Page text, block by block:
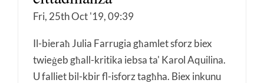
Fri, 25th Oct '19, 09:39
Il-bieraħ Julia Farrugia għamlet sforz biex
twieġeb għall-kritika iebsa ta' Karol Aquilina.
U falliet bil-kbir fl-isforz tagħha. Biex inkunu